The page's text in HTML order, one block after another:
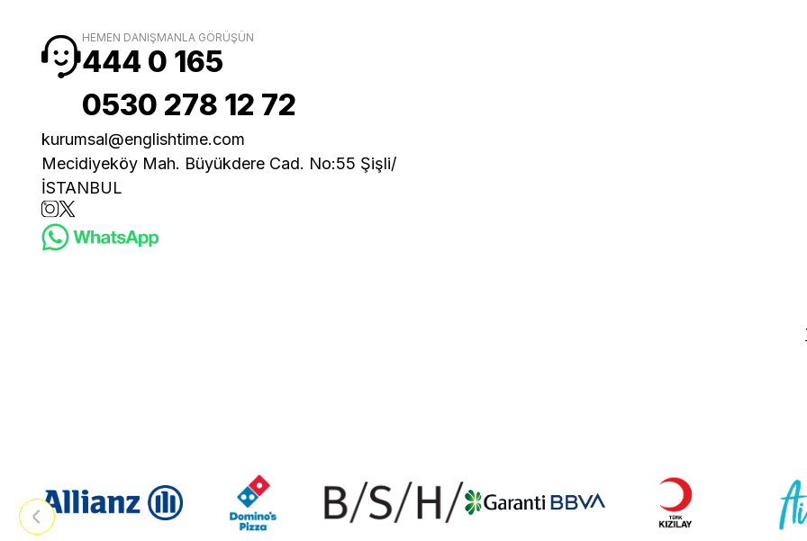
HEMEN DANIŞMANLA GÖRÜŞÜN
444 0 165
0530 278 12 72
kurumsal@englishtime.com
Mecidiyeköy Mah. Büyükdere Cad. No:55 Şişli/
İSTANBUL